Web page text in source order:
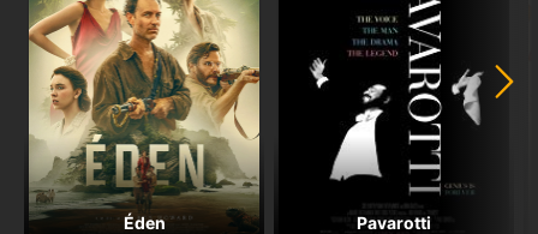
Éden Pavarotti